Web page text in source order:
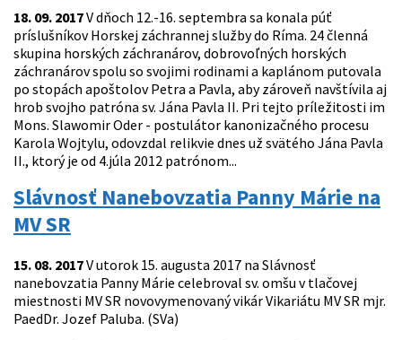
18. 09. 2017V dňoch 12.-16. septembra sa konala púť
príslušníkov Horskej záchrannej služby do Ríma. 24 členná
skupina horských záchranárov, dobrovoľných horských
záchranárov spolu so svojimi rodinami a kaplánom putovala
po stopách apoštolov Petra a Pavla, aby zároveň navštívila aj
hrob svojho patróna sv. Jána Pavla II. Pri tejto príležitosti im
Mons. Slawomir Oder - postulátor kanonizačného procesu
Karola Wojtylu, odovzdal relikvie dnes už svätého Jána Pavla
II., ktorý je od 4.júla 2012 patrónom...
Slávnosť Nanebovzatia Panny Márie na
MV SR
15. 08. 2017V utorok 15. augusta 2017 na Slávnosť
nanebovzatia Panny Márie celebroval sv. omšu v tlačovej
miestnosti MV SR novovymenovaný vikár Vikariátu MV SR mjr.
PaedDr. Jozef Paluba. (SVa)